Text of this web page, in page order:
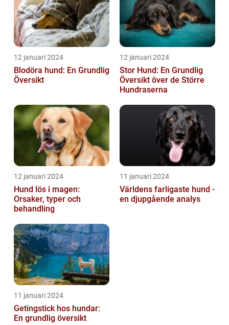
12 januari 2024
Blodöra hund: En Grundlig
Översikt
12 januari 2024
Stor Hund: En Grundlig
Översikt över de Större
Hundraserna
12 januari 2024
Hund lös i magen:
Orsaker, typer och
behandling
11 januari 2024
Världens farligaste hund -
en djupgående analys
11 januari 2024
Getingstick hos hundar:
En grundlig översikt